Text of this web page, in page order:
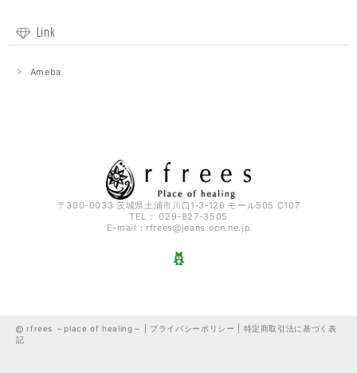
Link
Ameba
〒300-0033 茨城県土浦市川口1‐3‐126 モール505 C107
TEL： 029-827-3505
E-mail： rfrees@jeans.ocn.ne.jp
rfrees ～place of healing～ | プライバシーポリシー
特定商取引法に基づく表
記